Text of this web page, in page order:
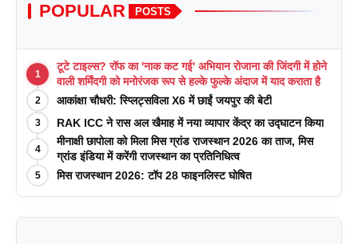
POPULAR POSTS
1
टूटे टाइल्स? रॉफ का 'नाक कट गई' अभियान रोजाना की जिंदगी में होने
वाली शर्मिंदगी को मनोरंजक रूप से हल्के फुल्के अंदाज में याद कराता है
2 आकांक्षा चौधरी: स्प्लिट्सविला X6 में छाईं जयपुर की बेटी
3 RAK ICC ने रास अल खैमाह में नया व्यापार केंद्र का उद्घाटन किया
4
मीनाक्षी छापोला को मिला मिस ग्रांड राजस्थान 2026 का ताज, मिस
ग्रांड इंडिया में करेंगी राजस्थान का प्रतिनिधित्व
5 मिस राजस्थान 2026: टॉप 28 फाइनलिस्ट घोषित